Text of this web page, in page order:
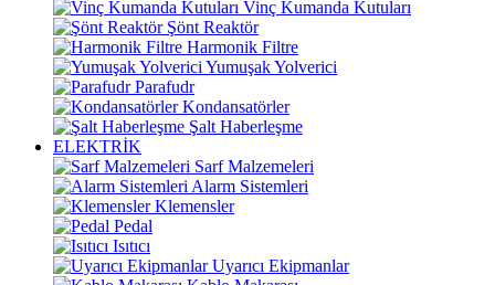
Vinç Kumanda Kutuları
Şönt Reaktör
Harmonik Filtre
Yumuşak Yolverici
Parafudr
Kondansatörler
Şalt Haberleşme
ELEKTRİK
Sarf Malzemeleri
Alarm Sistemleri
Klemensler
Pedal
Isıtıcı
Uyarıcı Ekipmanlar